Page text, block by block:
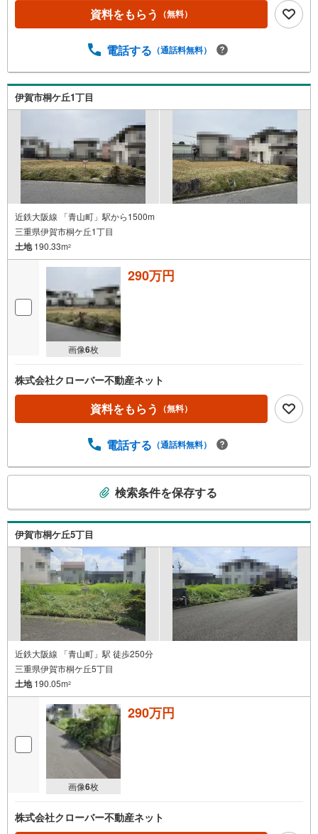
資料をもらう （無料）
電話する （通話料無料）
伊賀市桐ケ丘1丁目
近鉄大阪線 「青山町」駅から1500m
三重県伊賀市桐ケ丘1丁目
土地190.33m2
画像6枚
290万円
株式会社クローバー不動産ネット
資料をもらう （無料）
電話する （通話料無料）
検
索
条
受
け
取
る
・
を
ー
ジ
検索条件を保存する
伊賀市桐ケ丘5丁目
近鉄大阪線 「青山町」駅 徒歩250分
三重県伊賀市桐ケ丘5丁目
土地190.05m2
画像6枚
290万円
株式会社クローバー不動産ネット